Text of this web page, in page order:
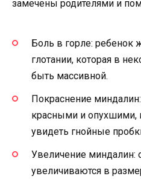
замечены родителями и
Боль в горле: ребенок
глотании, которая в
быть массивной.
Покраснение
красными и опухшими,
увидеть гнойные
Увеличение
увеличиваются в